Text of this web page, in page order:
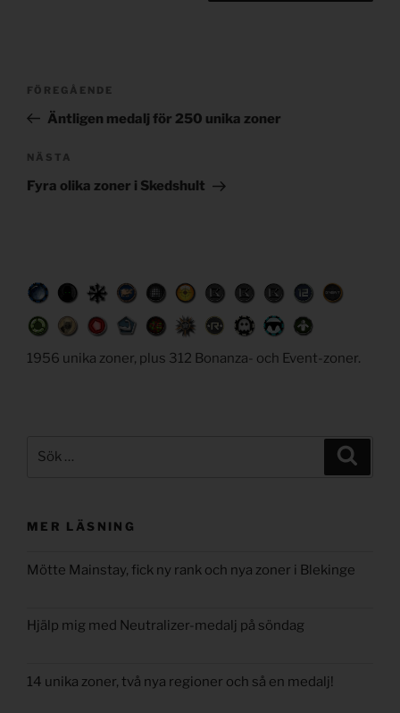
Post
Föregående
inlägg
FÖREGÅENDE
Äntligen medalj för 250 unika zoner
Nästa
inlägg
NÄSTA
Fyra olika zoner i Skedshult
1956 unika zoner, plus 312 Bonanza- och Event-zoner.
MER LÄSNING
Mötte Mainstay, fick ny rank och nya zoner i Blekinge
Hjälp mig med Neutralizer-medalj på söndag
14 unika zoner, två nya regioner och så en medalj!